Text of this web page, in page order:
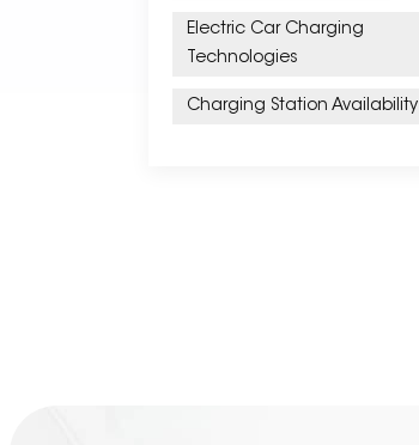
Electric Car Charging
Technologies
Charging Station Availability